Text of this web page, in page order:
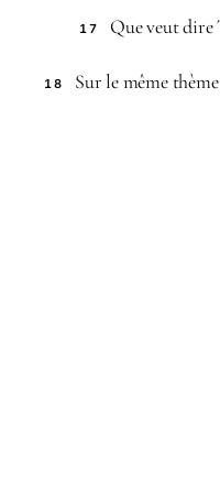
17 Que veut dire
18 Sur le même thème